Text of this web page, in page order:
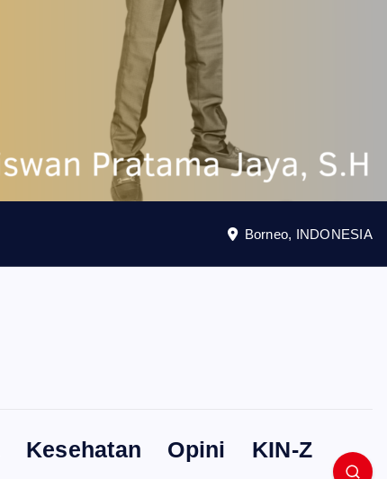
Borneo, INDONESIA
Kesehatan Opini
KIN-Z